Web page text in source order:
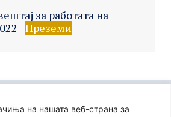
на нашата веб-страна за
за работата на
Преземи